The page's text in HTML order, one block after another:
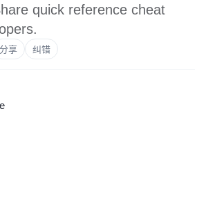
quick reference cheat
分享 纠错